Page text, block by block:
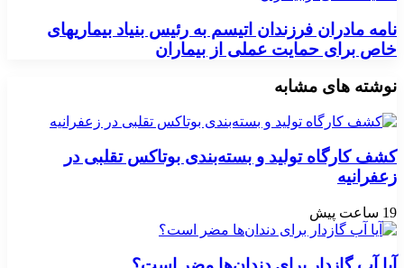
نامه مادران فرزندان اتیسم به رئیس بنیاد بیماریهای
خاص برای حمایت عملی از بیماران
نوشته های مشابه
کشف کارگاه تولید و بسته‌بندی بوتاکس تقلبی در
زعفرانیه
19 ساعت پیش